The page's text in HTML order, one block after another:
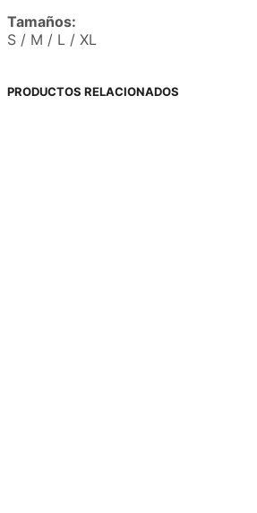
Tamaños:
S / M / L / XL
PRODUCTOS RELACIONADOS